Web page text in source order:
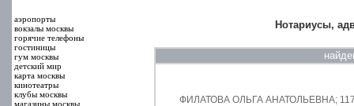
аэропорты
вокзалы москвы
горячие телефоны
гостиницы
гум москвы
детский мир
карта москвы
кинотеатры
клубы москвы
магазины москвы
Нотариусы,
ФИЛАТОВА ОЛЬГА АНАТОЛЬЕВНА;